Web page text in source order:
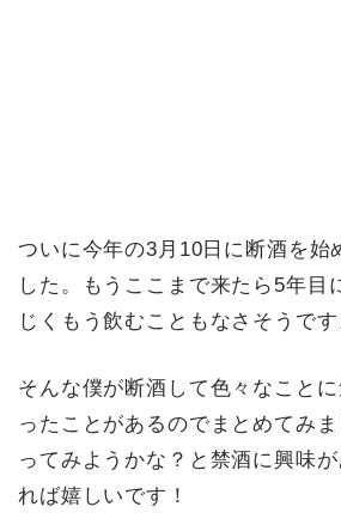
ついに今年の3月10日に断酒を始
した。もうここまで来たら5年目
じくもう飲むこともなさそうです
そんな僕が断酒して色々なこと
ったことがあるのでまとめてみ
ってみようかな？と禁酒に興味
れば嬉しいです！